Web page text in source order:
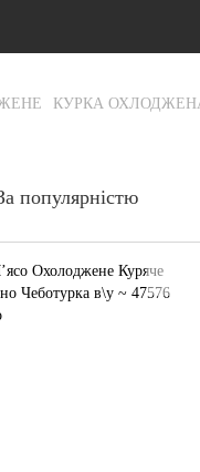
КУРКА
популярністю